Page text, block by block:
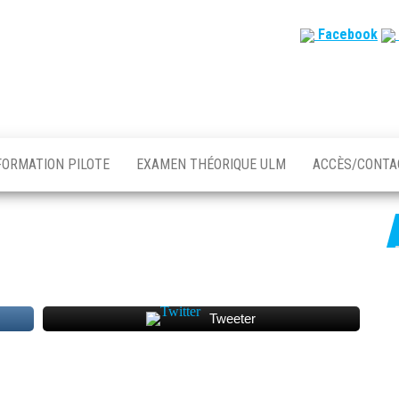
Facebook
PILOTE EXAMEN THÉORIQUE ULM ACCÈS/
Tweeter